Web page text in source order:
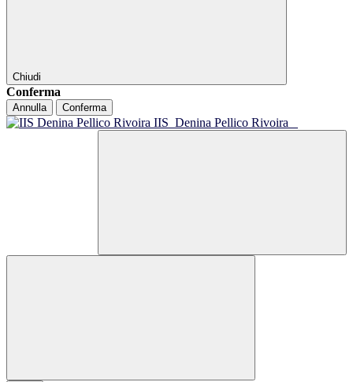
Chiudi
Conferma
Annulla Conferma
IIS Denina Pellico Rivoira